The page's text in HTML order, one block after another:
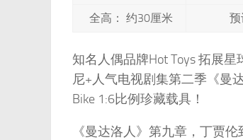
全高： 约30厘米
预
知名人偶品牌Hot Toys 拓展
尼+人气电视剧集第二季《曼
Bike 1:6比例珍藏载具！
《曼达洛人》第九章，丁贾